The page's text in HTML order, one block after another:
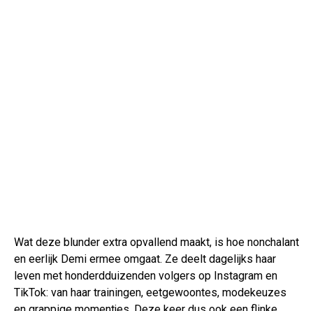
Wat deze blunder extra opvallend maakt, is hoe nonchalant
en eerlijk Demi ermee omgaat. Ze deelt dagelijks haar
leven met honderdduizenden volgers op Instagram en
TikTok: van haar trainingen, eetgewoontes, modekeuzes